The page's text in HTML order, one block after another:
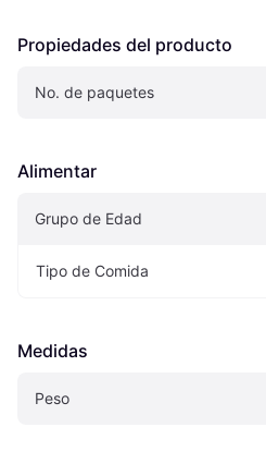
Propiedades del producto
No. de paquetes
Alimentar
Grupo de Edad
Tipo de Comida
Medidas
Peso